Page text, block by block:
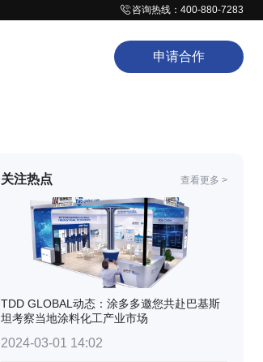
咨询热线：400-880-7283
申请合作
关注热点 查看更多 >
TDD GLOBAL动态：涂多多邀您共赴巴基斯
坦考察当地涂料化工产业市场
2024-03-01 14:02